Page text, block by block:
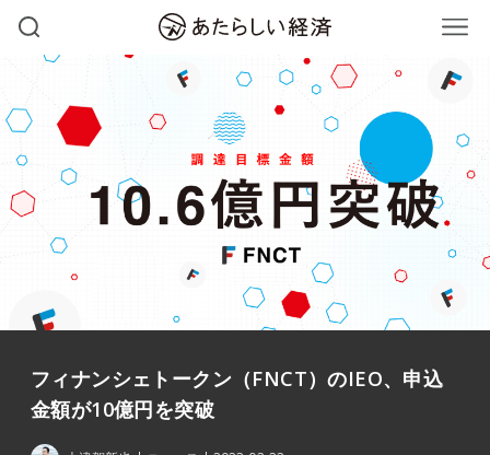
フィナンシェトークン（FNCT）のIEO、申込
金額が10億円を突破